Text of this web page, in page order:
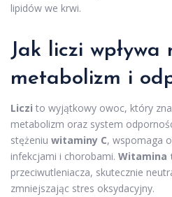
lipidów we krwi.
Jak liczi wpływa
metabolizm i
Liczi to wyjątkowy owoc, który
metabolizm oraz system
stężeniu witaminy C, wspomaga
infekcjami i chorobami. Witamina
przeciwutleniacza, skutecznie
zmniejszając stres oksydacyjny.